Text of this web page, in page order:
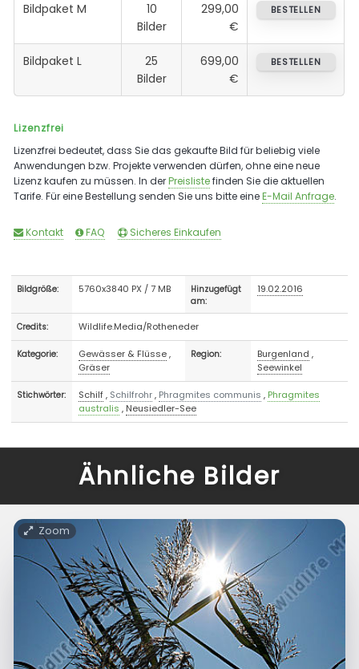
Bildpaket M
10
Bilder
299,00
€
BESTELLEN
Bildpaket L
25
Bilder
699,00
€
BESTELLEN
Lizenzfrei
Lizenzfrei bedeutet, dass Sie das gekaufte Bild für beliebig viele
Anwendungen bzw. Projekte verwenden dürfen, ohne eine neue
Lizenz kaufen zu müssen. In derPreislistefinden Sie die aktuellen
Tarife. Für eine Bestellung senden Sie uns bitte eineE-Mail Anfrage.
Kontakt FAQ Sicheres Einkaufen
Bildgröße: 5760x3840 PX / 7 MB
Hinzugefügt
am:
19.02.2016
Credits: Wildlife.Media/Rotheneder
Kategorie: Gewässer & Flüsse,
Gräser
Region: Burgenland ,
Seewinkel
Stichwörter: Schilf, Schilfrohr, Phragmites communis , Phragmites
australis , Neusiedler-See
Ähnliche Bilder
Zoom